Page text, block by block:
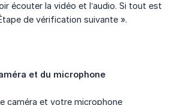
écouter la vidéo et l’audio. Si tout est
de vérification suivante ».
et du microphone
caméra et votre microphone